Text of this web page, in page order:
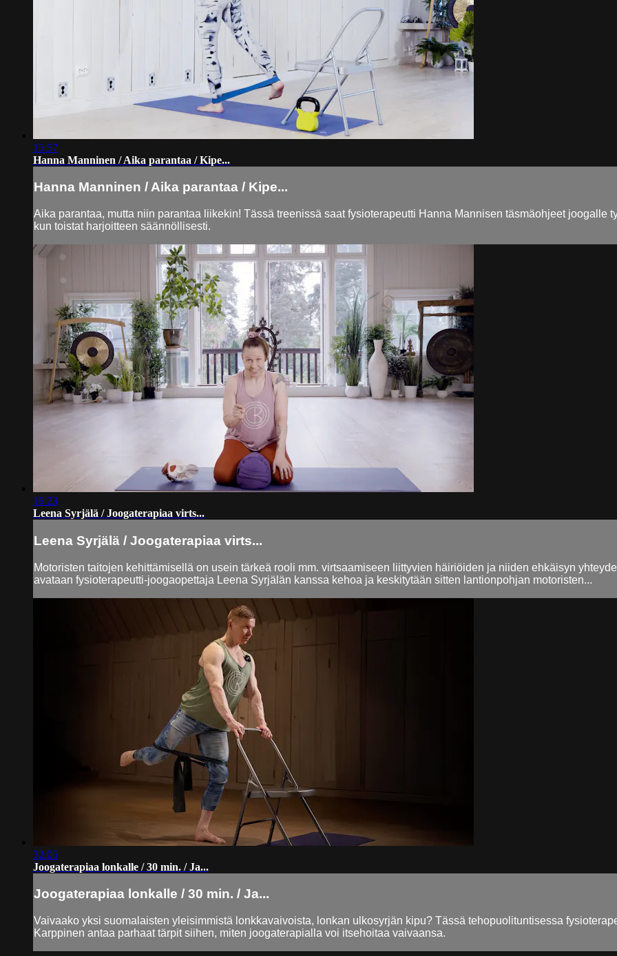
15:57
Hanna Manninen / Aika parantaa / Kipe...
Hanna Manninen / Aika parantaa / Kipe...
Aika parantaa, mutta niin parantaa liikekin! Tässä treenissä saat fysioterapeutti Hanna Mannisen täsmäohjeet joogalle
kun toistat harjoitteen säännöllisesti.
16:23
Leena Syrjälä / Joogaterapiaa virts...
Leena Syrjälä / Joogaterapiaa virts...
Motoristen taitojen kehittämisellä on usein tärkeä rooli mm. virtsaamiseen liittyvien häiriöiden ja niiden ehkäisyn
avataan fysioterapeutti-joogaopettaja Leena Syrjälän kanssa kehoa ja keskitytään sitten lantionpohjan motoristen...
32:05
Joogaterapiaa lonkalle / 30 min. / Ja...
Joogaterapiaa lonkalle / 30 min. / Ja...
Vaivaako yksi suomalaisten yleisimmistä lonkkavaivoista, lonkan ulkosyrjän kipu? Tässä tehopuolituntisessa
Karppinen antaa parhaat tärpit siihen, miten joogaterapialla voi itsehoitaa vaivaansa.